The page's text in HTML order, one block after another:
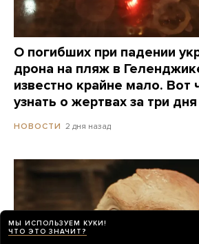
О погибших при падении
дрона на пляж в
известно крайне мало. Вот
узнать о жертвах за три дня
НОВОСТИ 2 дня назад
МЫ ИСПОЛЬЗУЕМ КУКИ!
ЧТО ЭТО ЗНАЧИТ?